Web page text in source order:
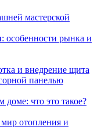
мастерской
особенности рынка и
и внедрение щита
панелью
что это такое?
отопления и